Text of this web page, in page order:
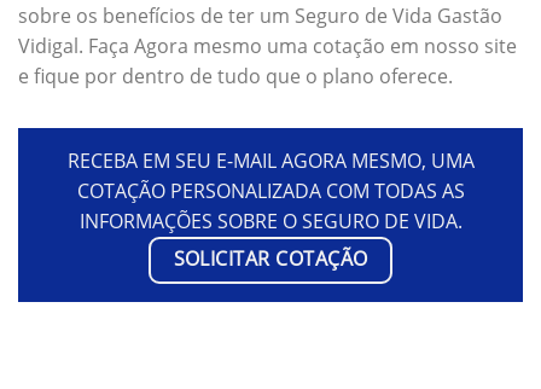
sobre os benefícios de ter um Seguro de Vida Gastão
Vidigal. Faça Agora mesmo uma cotação em nosso site
e fique por dentro de tudo que o plano oferece.
RECEBA EM SEU E-MAIL AGORA MESMO, UMA
COTAÇÃO PERSONALIZADA COM TODAS AS
INFORMAÇÕES SOBRE O SEGURO DE VIDA.
SOLICITAR COTAÇÃO